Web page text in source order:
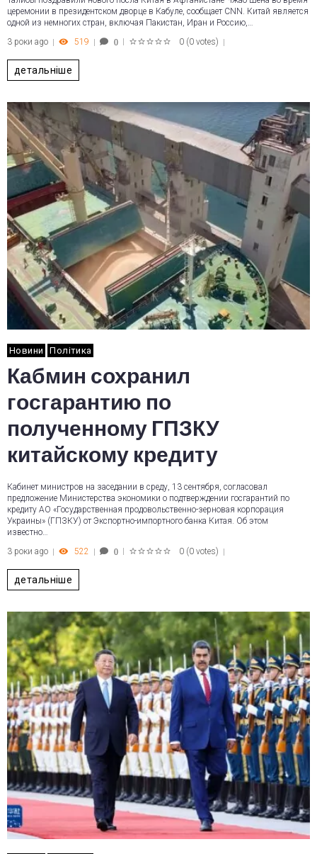
церемонии в президентском дворце в Кабуле, сообщает CNN. Китай является
одной из немногих стран, включая Пакистан, Иран и Россию,…
3 роки ago
519 0 0 (0 votes)
детальніше
Новини Політика
Кабмин сохранил
госгарантию по
полученному ГПЗКУ
китайскому кредиту
Кабинет министров на заседании в среду, 13 сентября, согласовал
предложение Министерства экономики о подтверждении госгарантий по
кредиту АО «Государственная продовольственно-зерновая корпорация
Украины» (ГПЗКУ) от Экспортно-импортного банка Китая. Об этом
известно…
3 роки ago
522 0 0 (0 votes)
детальніше